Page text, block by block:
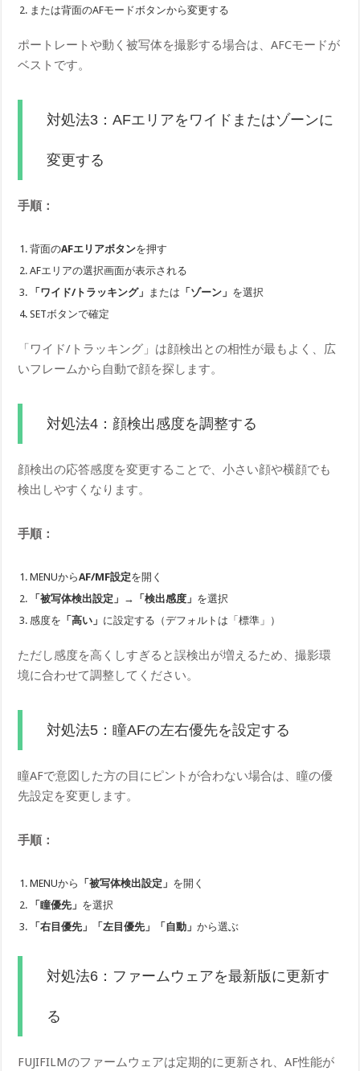
または背面のAFモードボタンから変更する
ポートレートや動く被写体を撮影する場合は、AFCモードが
ベストです。
対処法3：AFエリアをワイドまたはゾーンに
変更する
手順：
背面のAFエリアボタンを押す
AFエリアの選択画面が表示される
「ワイド/トラッキング」
または 「ゾーン」 を選択
SETボタンで確定
「ワイド/トラッキング」は顔検出との相性が最もよく、広
いフレームから自動で顔を探します。
対処法4：顔検出感度を調整する
顔検出の応答感度を変更することで、小さい顔や横顔でも
検出しやすくなります。
手順：
MENUからAF/MF設定を開く
「被写体検出設定」 → 「検出感度」 を選択
感度を 「高い」 に設定する（デフォルトは「標準」）
ただし感度を高くしすぎると誤検出が増えるため、撮影環
境に合わせて調整してください。
対処法5：瞳AFの左右優先を設定する
瞳AFで意図した方の目にピントが合わない場合は、瞳の優
先設定を変更します。
手順：
MENUから 「被写体検出設定」 を開く
「瞳優先」 を選択
「右目優先」「左目優先」「自動」から選ぶ
対処法6：ファームウェアを最新版に更新す
る
FUJIFILMのファームウェアは定期的に更新され、AF性能が